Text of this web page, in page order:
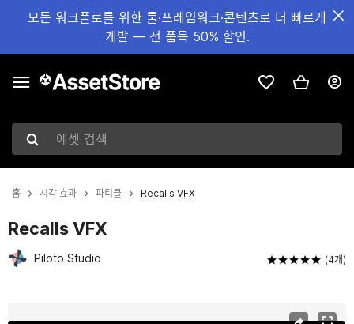
모든 워크플로를 위한 툴·프레임워크·콘텐츠로 더 빠르게
개발 — 전 품목 50% 할인.
에셋 검색
홈 시각 효과 파티클 Recalls VFX
Recalls VFX
Piloto Studio (4개)